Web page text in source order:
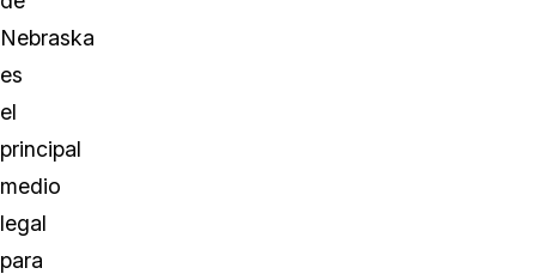
Nebraska
es
el
principal
medio
legal
para